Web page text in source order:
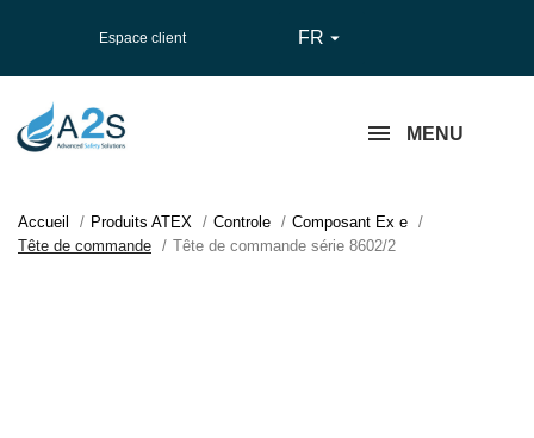
Espace client FR 
MENU
Accueil Produits ATEX Controle
Composant Ex e
Tête de commande
Tête de commande série 8602/2